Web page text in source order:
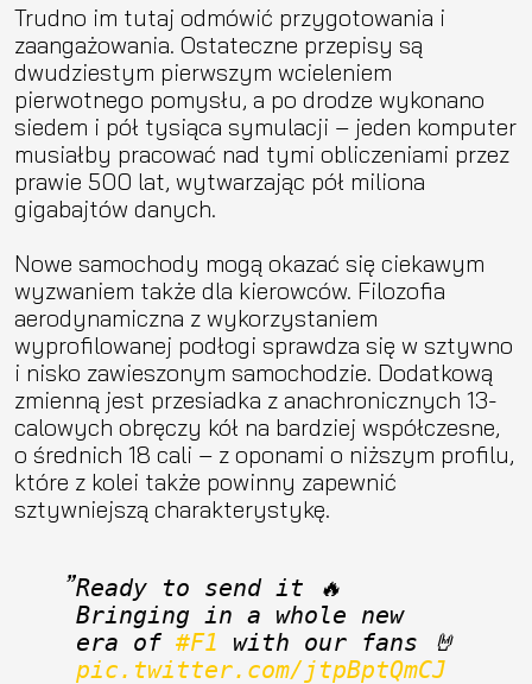
Trudno im tutaj odmówić przygotowania i
zaangażowania. Ostateczne przepisy są
dwudziestym pierwszym wcieleniem
pierwotnego pomysłu, a po drodze wykonano
siedem i pół tysiąca symulacji – jeden komputer
musiałby pracować nad tymi obliczeniami przez
prawie 500 lat, wytwarzając pół miliona
gigabajtów danych.
Nowe samochody mogą okazać się ciekawym
wyzwaniem także dla kierowców. Filozofia
aerodynamiczna z wykorzystaniem
wyprofilowanej podłogi sprawdza się w sztywno
i nisko zawieszonym samochodzie. Dodatkową
zmienną jest przesiadka z anachronicznych 13-
calowych obręczy kół na bardziej współczesne,
o średnich 18 cali – z oponami o niższym profilu,
które z kolei także powinny zapewnić
sztywniejszą charakterystykę.
Ready to send it 🔥
Bringing in a whole new
era of #F1
pic.twitter.com/jtpBptQmCJ